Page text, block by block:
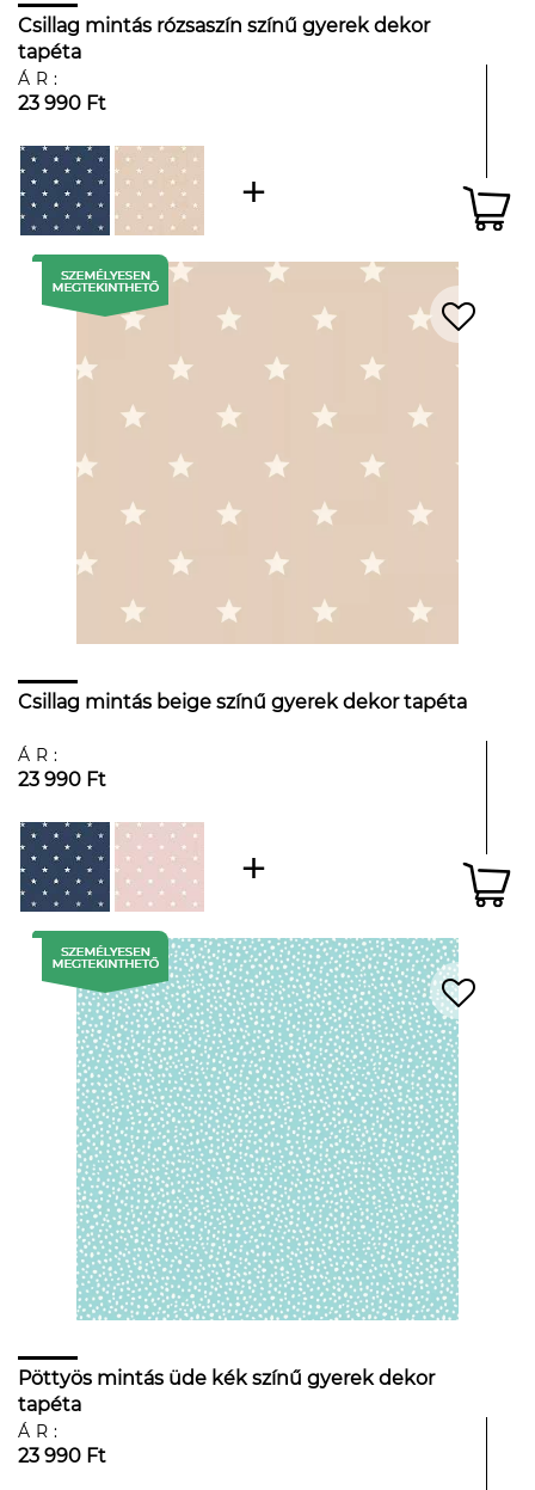
Csillag mintás rózsaszín színű gyerek dekor
tapéta
ÁR:
23 990 Ft
Csillag mintás beige színű gyerek dekor tapéta
ÁR:
23 990 Ft
Pöttyös mintás üde kék színű gyerek dekor
tapéta
ÁR:
23 990 Ft